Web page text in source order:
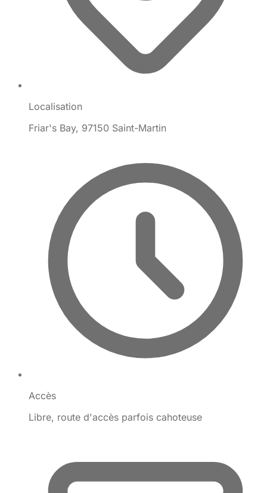
Localisation
Friar's Bay, 97150 Saint-Martin
Accès
Libre, route d'accès parfois cahoteuse